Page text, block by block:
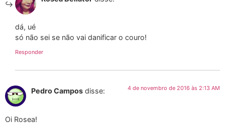
dá, ué
só não sei se não vai danificar o couro!
Responder
Pedro Campos disse: 4 de novembro de 2016 às 2:13 AM
Oi Rosea!